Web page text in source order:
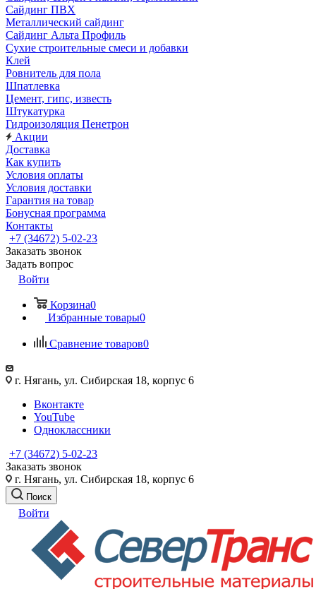
Сайдинг ПВХ
Металлический сайдинг
Сайдинг Альта Профиль
Сухие строительные смеси и добавки
Клей
Ровнитель для пола
Шпатлевка
Цемент, гипс, известь
Штукатурка
Гидроизоляция Пенетрон
Акции
Доставка
Как купить
Условия оплаты
Условия доставки
Гарантия на товар
Бонусная программа
Контакты
+7 (34672) 5-02-23
Заказать звонок
Задать вопрос
Войти
Корзина0
Избранные товары0
Сравнение товаров0
г. Нягань, ул. Сибирская 18, корпус 6
Вконтакте
YouTube
Одноклассники
+7 (34672) 5-02-23
Заказать звонок
г. Нягань, ул. Сибирская 18, корпус 6
Поиск
Войти